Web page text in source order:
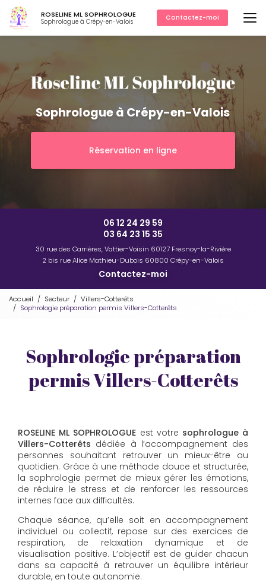
Aller
au
contenu
principal
ROSELINE ML SOPHROLOGUE
Sophrologue à Crépy-en-Valois Contactez-moi
Sophrologue à Crépy-en-Valois
Réservation en ligne
06 12 24 29 59
03 64 23 15 35
30 rue des Carrières, Vattier-Voisin 60127 Fresnoy-la-Rivière
2 bis rue Alice Mathieu-Dubois 60800 Crépy-en-Valois
Contactez-moi
Accueil Secteur
Villers-Cotterêts
Sophrologie préparation permis Villers-Cotterêts
Sophrologie préparation
permis Villers-Cotterêts
ROSELINE ML SOPHROLOGUE est votre sophrologue à
Villers-Cotterêts dédiée à l’accompagnement des
personnes souhaitant retrouver un mieux-être au
quotidien. Grâce à une méthode douce et structurée,
la sophrologie permet de mieux gérer les émotions,
de réduire le stress et de renforcer les ressources
internes face aux difficultés.
Chaque séance, qu’elle soit en accompagnement
individuel ou collectif, repose sur des exercices de
respiration, de relaxation dynamique et de
visualisation positive. L’objectif est de guider chacun
dans sa capacité à retrouver un équilibre intérieur
durable, en toute autonomie.